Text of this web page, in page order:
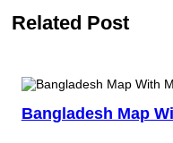
Related Post
Bangladesh Map